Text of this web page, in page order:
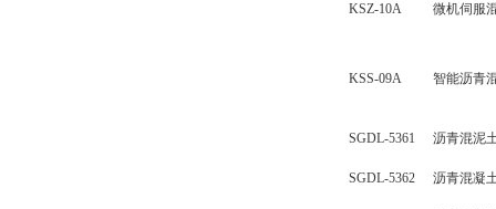
KSZ-10A 微机伺服
KSS-09A 智能沥青
SGDL-5361 沥青混泥
SGDL-5362 沥青混凝